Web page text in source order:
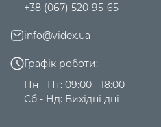
+38 (067) 520-95-65
info@videx.ua
Графік роботи:
Пн - Пт: 09:00 - 18:00
Сб - Нд: Вихідні дні